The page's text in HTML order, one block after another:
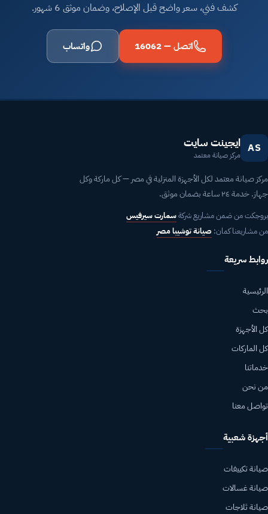
كشف فني، سعر واضح قبل الإصلاح، وضمان موثق 6 شهور.
اتصل — 16062 واتساب
AS ايجينت سايت
مركز صيانة معتمد
مركز صيانة معتمد لكل الأجهزة المنزلية في مصر — كل ماركة وكل
جهاز. خدمة ٢٤ ساعة بضمان موثق.
بروجكت من ضمن مشاريع شركةسمارت سيرفيس
من مشاريعنا كمان: صيانة توشيبا مصر
روابط سريعة
الرئيسية
بحث
كل الأجهزة
كل الماركات
خدماتنا
من نحن
تواصل معنا
أجهزة شعبية
صيانة تكييفات
صيانة غسالات
صيانة ثلاجات